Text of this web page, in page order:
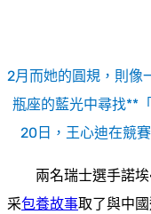
2月而她的圓規，則像
瓶座的藍光中尋找**
20日，王心迪在競
兩名瑞士選手諾埃
采包養故事取了與中